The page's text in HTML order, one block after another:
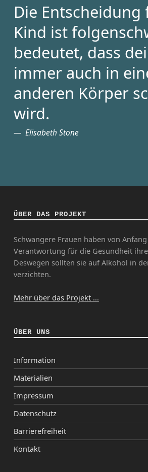
Die Entscheidung
Kind ist
bedeutet, dass
immer auch in
anderen Körper
wird.
Elisabeth Stone
ÜBER DAS PROJEKT
Schwangere Frauen haben von
Verantwortung für die Gesundheit
Deswegen sollten sie auf Alkohol in
verzichten.
Mehr über das Projekt ...
ÜBER UNS
Information
Materialien
Impressum
Datenschutz
Barrierefreiheit
Kontakt